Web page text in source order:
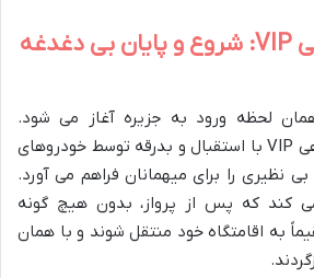
ترانسفر فرودگاهی VIP: شروع و پایان بی دغدغه
لحظه ورود به جزیره آغاز می شود.
خدمات ترانسفر فرودگاهی VIP با استقبال و بدرقه توسط خودروهای
نظیری را برای میهمانان فراهم می آورد.
کند که پس از پرواز، بدون هیچ گونه
به اقامتگاه خود منتقل شوند و با همان